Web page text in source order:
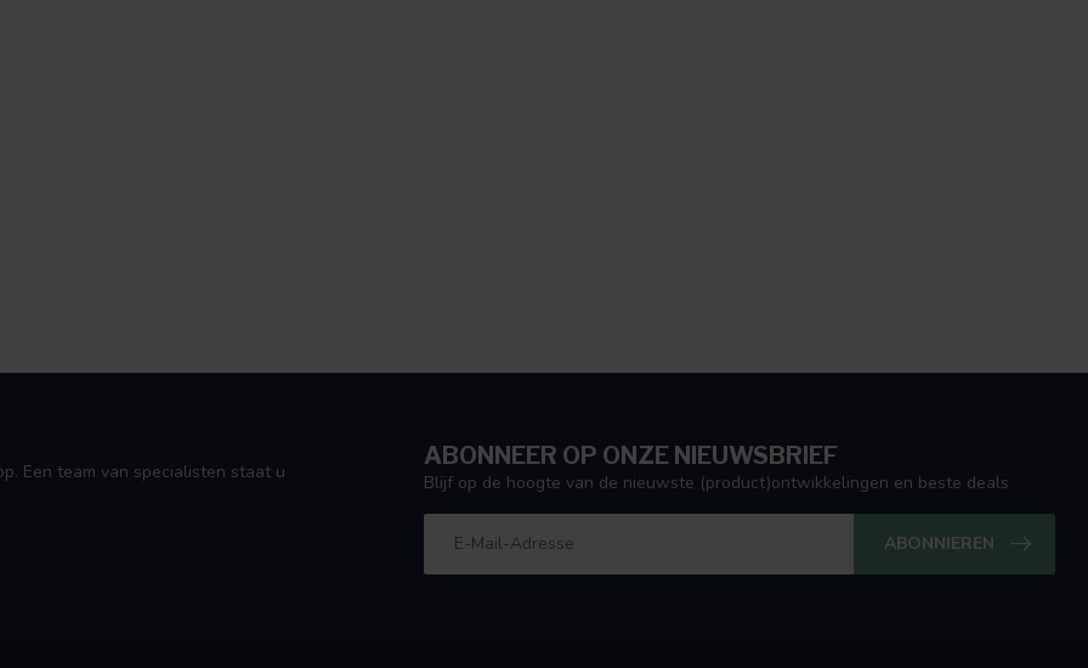
Een team van specialisten staat u
ABONNEER OP ONZE NIEUWSBRIEF
Blijf op de hoogte van de nieuwste (product)ontwikkelingen en beste deals
ABONNIEREN